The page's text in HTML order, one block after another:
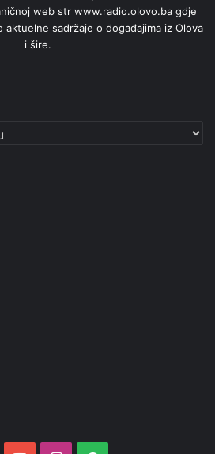
web str www.radio.olovo.ba gdje
aktuelne sadržaje o događajima iz Olova
i šire.